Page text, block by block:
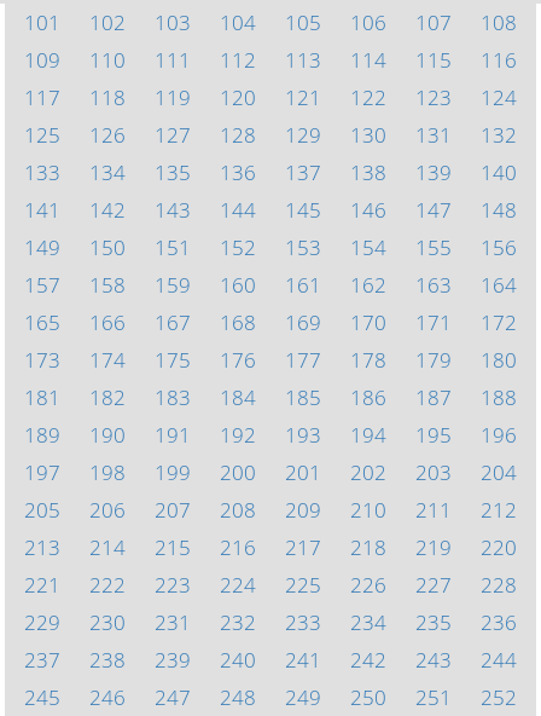
101
102 103 104 105 106 107
108
109
110 111 112 113 114 115
116
117
118 119 120 121 122 123
124
125
126 127 128 129 130 131
132
133
134 135 136 137 138 139
140
141
142 143 144 145 146 147
148
149
150 151 152 153 154 155
156
157
158 159 160 161 162 163
164
165
166 167 168 169 170 171
172
173
174 175 176 177 178 179
180
181
182 183 184 185 186 187
188
189
190 191 192 193 194 195
196
197
198 199 200 201 202 203
204
205
206 207 208 209 210 211
212
213
214 215 216 217 218 219
220
221
222 223 224 225 226 227
228
229
230 231 232 233 234 235
236
237
238 239 240 241 242 243
244
245
246 247 248 249 250 251
252